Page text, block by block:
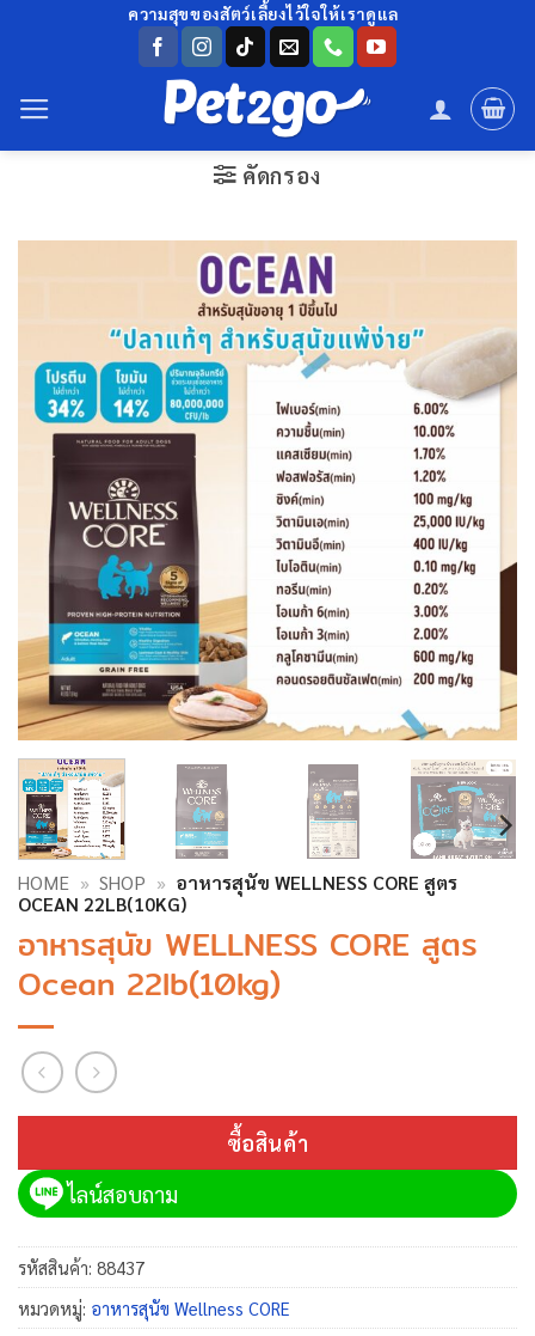
เนื้อหา
ความสุขของสัตว์เลี้ยงไว้ใจให้เราดูแล
คัดกรอง
HOME » SHOP » อาหารสุนัข WELLNESS CORE สูตร
OCEAN 22LB(10KG)
อาหารสุนัข WELLNESS CORE สูตร
Ocean 22lb(10kg)
ซื้อสินค้า
ไลน์สอบถาม
รหัสสินค้า: 88437
หมวดหมู่: อาหารสุนัข Wellness CORE